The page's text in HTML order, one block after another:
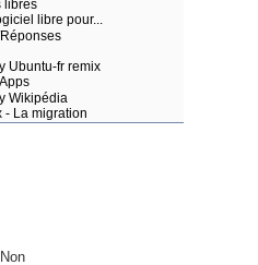
Non